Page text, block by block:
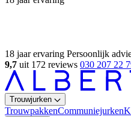
18 jaar ervaring Persoonlijk
9,7 uit 172 reviews 030 207 22
Trouwjurken
TrouwpakkenCommuniejurken